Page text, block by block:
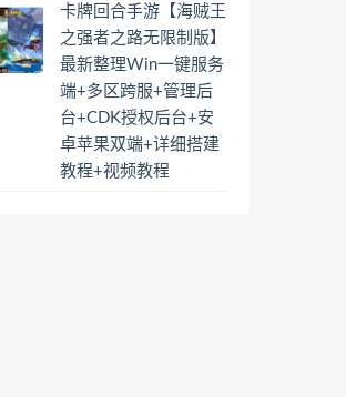
卡牌回合手游【海贼王
之强者之路无限制版】
最新整理Win一键服务
端+多区跨服+管理后
台+CDK授权后台+安
卓苹果双端+详细搭建
教程+视频教程